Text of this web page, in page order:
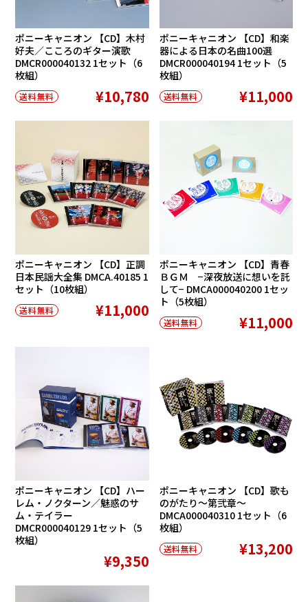
ポニーキャニオン 【CD】木村
好夫／こころのギター演歌
DMCR000040132 1セット（6
枚組）
送料無料 ¥10,780
ポニーキャニオン 【CD】和楽
器による日本の名曲100選
DMCR000040194 1セット（5
枚組）
送料無料 ¥11,000
ポニーキャニオン 【CD】正調
日本民謡大全集 DMCA.40185 1
セット（10枚組）
送料無料 ¥11,000
ポニーキャニオン 【CD】青春
ＢＧＭ −深夜放送に想いを託
して− DMCA000040200 1セッ
ト（5枚組）
送料無料 ¥11,000
ポニーキャニオン 【CD】ハー
レム・ノクターン／魅惑のサ
ム・テイラー
DMCR000040129 1セット（5
枚組）
¥9,350
ポニーキャニオン 【CD】歌も
のがたり〜第弐章〜
DMCA000040310 1セット（6
枚組）
送料無料 ¥13,200